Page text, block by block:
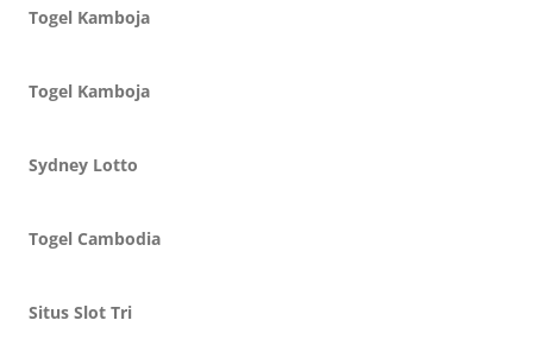
Togel Kamboja
Togel Kamboja
Sydney Lotto
Togel Cambodia
Situs Slot Tri